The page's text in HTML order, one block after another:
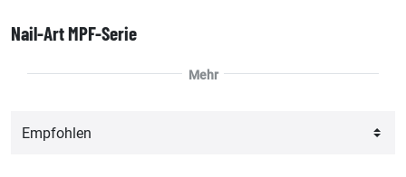
Nail-Art MPF-Serie